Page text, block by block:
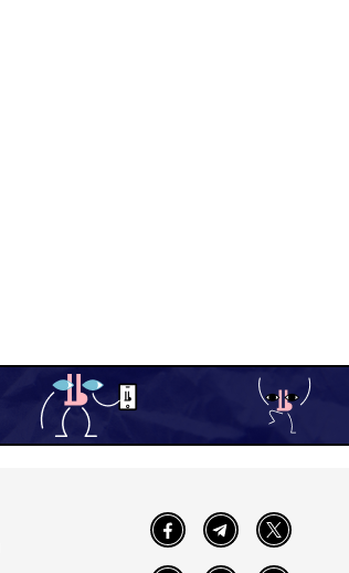
FacebookTelegram Twitter